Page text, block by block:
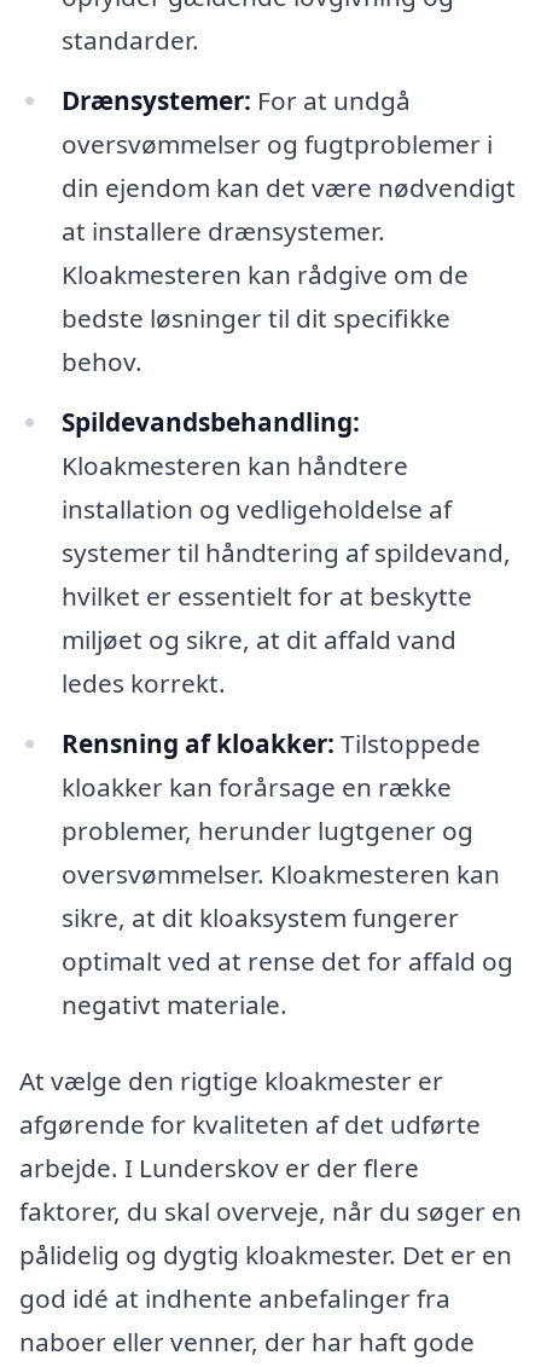
standarder.
Drænsystemer: For at undgå
oversvømmelser og fugtproblemer i
din ejendom kan det være nødvendigt
at installere drænsystemer.
Kloakmesteren kan rådgive om de
bedste løsninger til dit specifikke
behov.
Spildevandsbehandling:
Kloakmesteren kan håndtere
installation og vedligeholdelse af
systemer til håndtering af spildevand,
hvilket er essentielt for at beskytte
miljøet og sikre, at dit affald vand
ledes korrekt.
Rensning af kloakker: Tilstoppede
kloakker kan forårsage en række
problemer, herunder lugtgener og
oversvømmelser. Kloakmesteren kan
sikre, at dit kloaksystem fungerer
optimalt ved at rense det for affald og
negativt materiale.
At vælge den rigtige kloakmester er
afgørende for kvaliteten af det udførte
arbejde. I Lunderskov er der flere
faktorer, du skal overveje, når du søger en
pålidelig og dygtig kloakmester. Det er en
god idé at indhente anbefalinger fra
naboer eller venner, der har haft gode